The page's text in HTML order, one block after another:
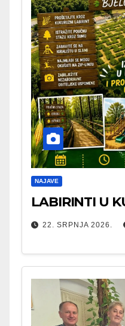
NAJAVE
LABIRINTI U
22. SRPNJA 2026.